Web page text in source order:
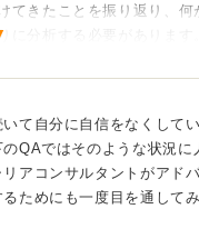
てきたことを振り返り、何
に分析する必要があります
に合った企業選びをしてい
たか」「自己PR、ガクチ
」「面接はどうか」など、
なかったでしょうか。
て自分に自信をなくして
QAではそのような状況に
アコンサルタントがアド
ためにも一度目を通してみ